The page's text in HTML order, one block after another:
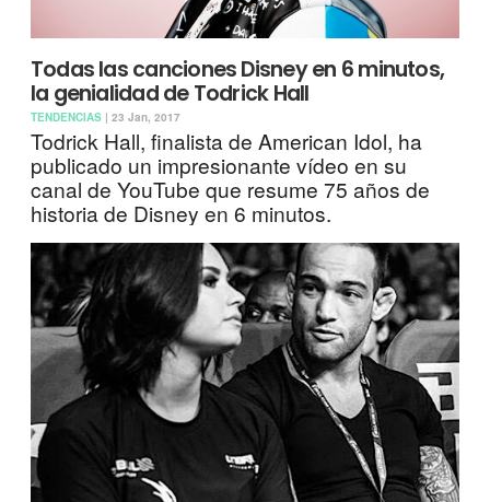
Todas las canciones Disney en 6 minutos,
la genialidad de Todrick Hall
TENDENCIAS | 23 Jan, 2017
Todrick Hall, finalista de American Idol, ha
publicado un impresionante vídeo en su
canal de YouTube que resume 75 años de
historia de Disney en 6 minutos.